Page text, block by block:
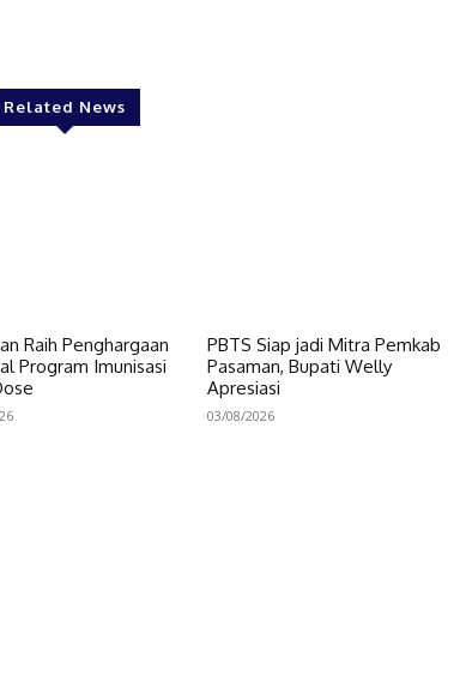
Related News
Raih Penghargaan
Program Imunisasi
PBTS Siap jadi Mitra Pemkab
Pasaman, Bupati Welly
Apresiasi
03/08/2026